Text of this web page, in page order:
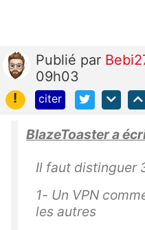
Publié par
09h03
!
citer
BlazeToaster a
Il faut distinguer
1- Un VPN
les autres